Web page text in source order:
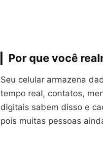
Por que você
Seu celular armazena
tempo real, contatos,
digitais sabem disso e
pois muitas pessoas